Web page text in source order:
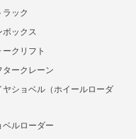
ラック
ボックス
ークリフト
タークレーン
ヤショベル（ホイールローダ
ベルローダー